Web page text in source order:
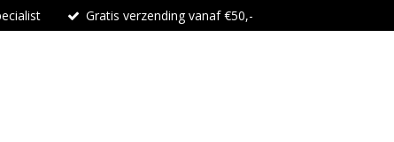
Gratis verzending vanaf €50,-